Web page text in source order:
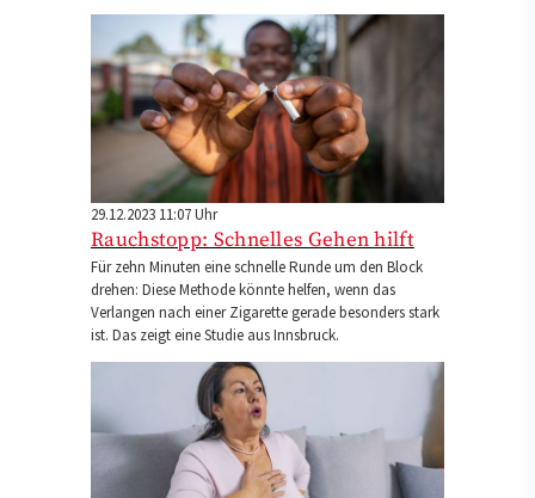
29.12.2023 11:07 Uhr
Rauchstopp: Schnelles Gehen hilft
Für zehn Minuten eine schnelle Runde um den Block
drehen: Diese Methode könnte helfen, wenn das
Verlangen nach einer Zigarette gerade besonders stark
ist. Das zeigt eine Studie aus Innsbruck.